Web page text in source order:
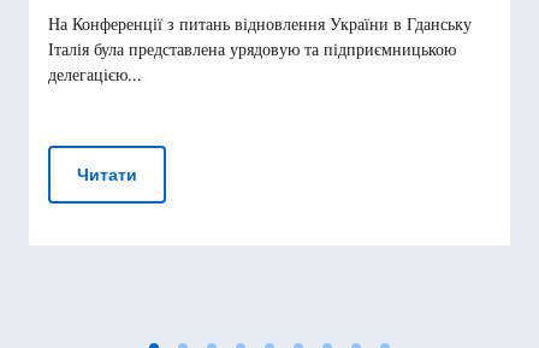
На Конференції з питань відновлення України в Гданську
Італія була представлена урядовую та підприємницькою
делегацією...
Читати